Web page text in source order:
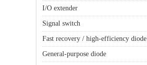
I/O extender
Signal switch
Fast recovery / high-efficiency diode
General-purpose diode